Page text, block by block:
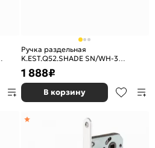
Ручка раздельная
K.EST.Q52.SHADE SN/WH-3
матовый никель/белый
1 888₽
В корзину